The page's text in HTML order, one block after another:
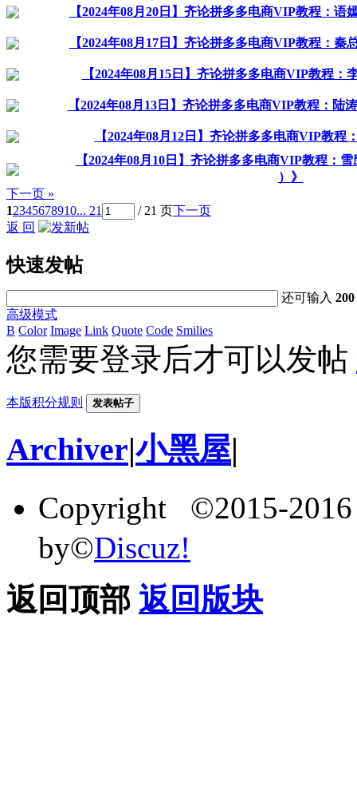
【2024年08月20日】齐论拼多多电商VIP教程：语
【2024年08月17日】齐论拼多多电商VIP教程：秦
【2024年08月15日】齐论拼多多电商VIP教程：
【2024年08月13日】齐论拼多多电商VIP教程：陆
【2024年08月12日】齐论拼多多电商VIP教程
【2024年08月10日】齐论拼多多电商VIP教程：
）》
下一页 »
12345678910... 21 / 21 页下一页
返 回
快速发帖
还可输入200
高级模式
B Color Image Link Quote Code Smilies
您需要登录后才可以发帖
本版积分规则 发表帖子
Archiver|小黑屋|
Copyright ©2015-
by©Discuz!
返回顶部 返回版块